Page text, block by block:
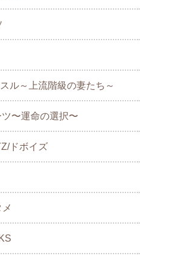
ル～上流階級の妻たち～
〜運命の選択〜
ドボイズ